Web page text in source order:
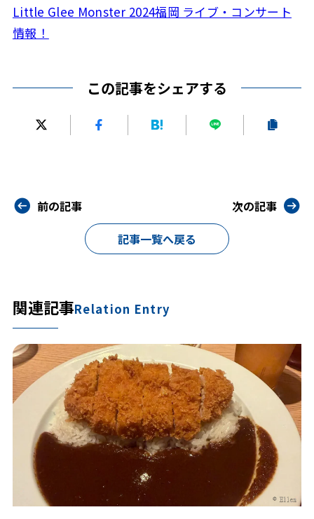
Little Glee Monster 2024福岡 ライブ・コンサート
情報！
この記事をシェアする
前の記事
記事一覧へ戻る
次の記事
関連記事Relation Entry